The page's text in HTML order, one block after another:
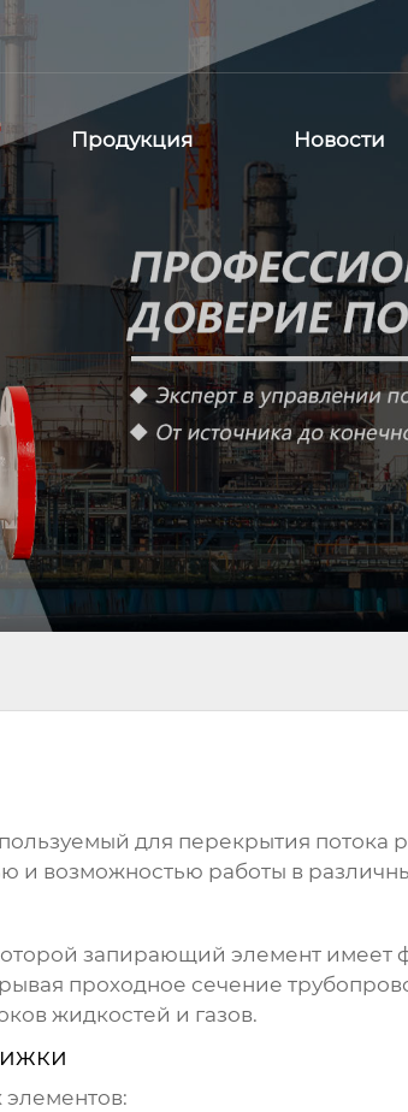
Продукция Новости
для перекрытия потока
и возможностью работы в
запирающий элемент имеет
проходное сечение
жидкостей и газов.